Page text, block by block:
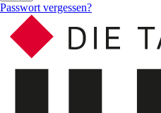
Passwort vergessen?